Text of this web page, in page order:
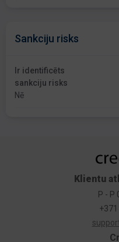
Sankciju risks
Ir identificēts
sankciju risks
Nē
Klientu
P - P